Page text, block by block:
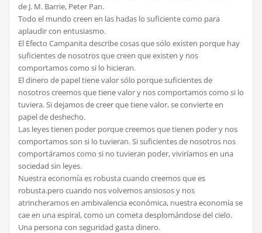
de J. M. Barrie, Peter Pan.
Todo el mundo creen en las hadas lo suficiente como para
aplaudir con entusiasmo.
El Efecto Campanita describe cosas que sólo existen porque hay
suficientes de nosotros que creen que existen y nos
comportamos como si lo hicieran.
El dinero de papel tiene valor sólo porque suficientes de
nosotros creemos que tiene valor y nos comportamos como si lo
tuviera. Si dejamos de creer que tiene valor, se convierte en
papel de deshecho.
Las leyes tienen poder porque creemos que tienen poder y nos
comportamos son si lo tuvieran. Si suficientes de nosotros nos
comportáramos como si no tuvieran poder, viviríamos en una
sociedad sin leyes.
Nuestra economía es robusta cuando creemos que es
robusta.pero cuando nos volvemos ansiosos y nos
atrincheramos en ambivalencia económica, nuestra economía se
cae en una espiral, como un cometa desplomándose del cielo.
Una persona con seguridad gasta dinero.